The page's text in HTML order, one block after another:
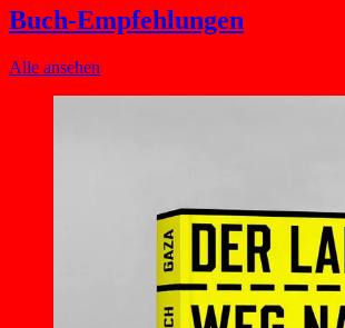
Buch-Empfehlungen
Alle ansehen